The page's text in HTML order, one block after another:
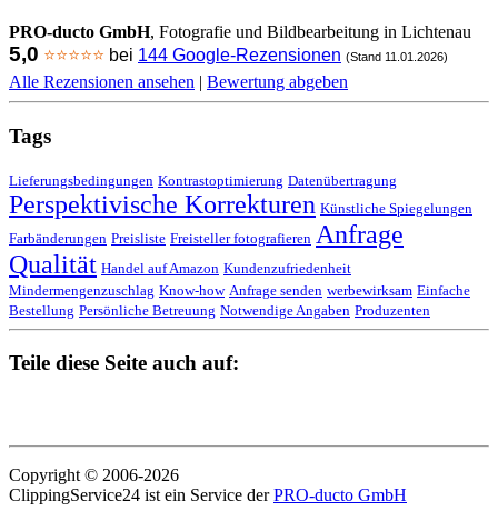
PRO-ducto GmbH, Fotografie und Bildbearbeitung in Lichtenau
5,0 ⭐⭐⭐⭐⭐ bei 144 Google-Rezensionen (Stand 11.01.2026)
Alle Rezensionen ansehen | Bewertung abgeben
Tags
Lieferungsbedingungen Kontrastoptimierung Datenübertragung
Perspektivische Korrekturen Künstliche Spiegelungen
Farbänderungen Preisliste Freisteller fotografieren Anfrage
Qualität Handel auf Amazon Kundenzufriedenheit
Mindermengenzuschlag Know-how Anfrage senden werbewirksam Einfache
Bestellung Persönliche Betreuung Notwendige Angaben Produzenten
Teile diese Seite auch auf:
Copyright © 2006-2026
ClippingService24 ist ein Service derPRO-ducto GmbH